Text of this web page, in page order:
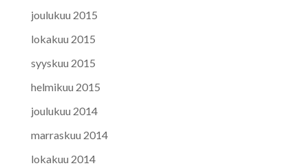
joulukuu 2015
lokakuu 2015
syyskuu 2015
helmikuu 2015
joulukuu 2014
marraskuu 2014
lokakuu 2014